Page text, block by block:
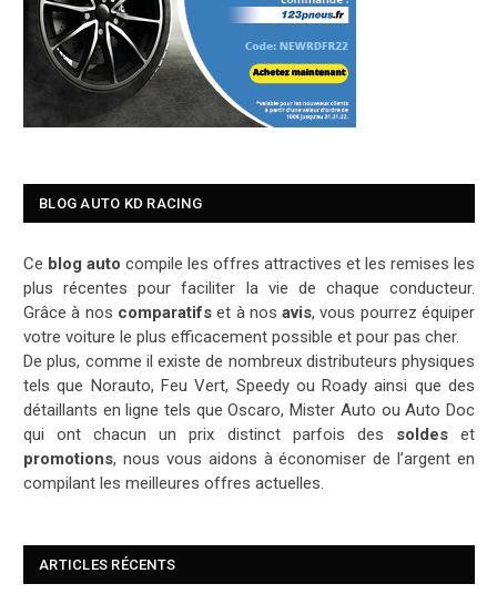
BLOG AUTO KD RACING
Ce blog auto compile les offres attractives et les remises les
plus récentes pour faciliter la vie de chaque conducteur.
Grâce à nos comparatifset à nosavis, vous pourrez équiper
votre voiture le plus efficacement possible et pour pas cher.
De plus, comme il existe de nombreux distributeurs physiques
tels que Norauto, Feu Vert, Speedy ou Roady ainsi que des
détaillants en ligne tels que Oscaro, Mister Auto ou Auto Doc
qui ont chacun un prix distinct parfois des soldeset
promotions, nous vous aidons à économiser de l’argent en
compilant les meilleures offres actuelles.
ARTICLES RÉCENTS